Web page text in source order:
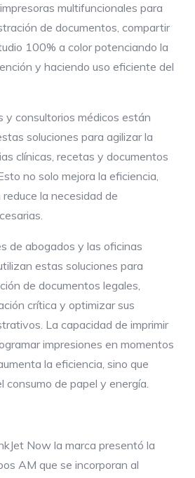
multifuncionales para
de documentos, compartir
100% a color potenciando la
y haciendo uso eficiente del
y consultorios médicos están
soluciones para agilizar la
clínicas, recetas y documentos
no solo mejora la eficiencia,
la necesidad de
de abogados y las oficinas
estas soluciones para
de documentos legales,
crítica y optimizar sus
La capacidad de imprimir
impresiones en momentos
la eficiencia, sino que
consumo de papel y energía.
Now la marca presentó la
AM que se incorporan al